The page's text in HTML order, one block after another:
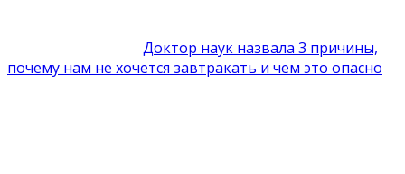
Доктор наук назвала 3 причины,
почему нам не хочется завтракать и чем это опасно